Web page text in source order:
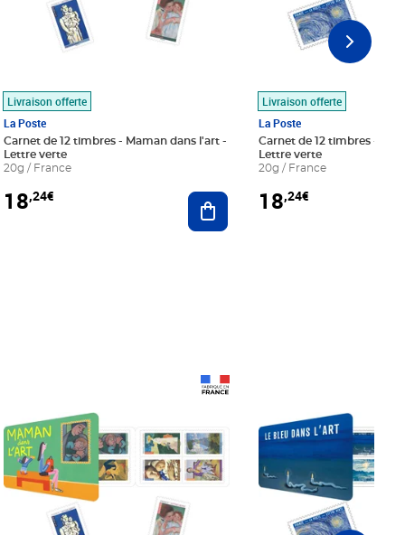
au panier
Livraison offerte
La Poste
Carnet de 12 timbres - Maman dans l'art -
Lettre verte
20g / France
18,24€ Ajouter au panier
Livraison offerte
La Poste
Carnet de 12 timbres - Le
Lettre verte
20g / France
18,24€